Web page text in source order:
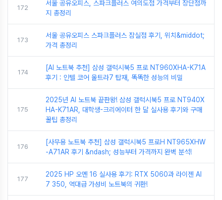
172
서울 공유오피스, 스파크플러스 여의도점 가격부터 장단점까
지 총정리
173
서울 공유오피스 스파크플러스 잠실점 후기, 위치&middot;
가격 총정리
174
[AI 노트북 추천] 삼성 갤럭시북5 프로 NT960XHA-K71A
후기 : 인텔 코어 울트라7 탑재, 똑똑한 성능의 비밀
175
2025년 AI 노트북 끝판왕! 삼성 갤럭시북5 프로 NT940X
HA-K71AR, 대학생-크리에이터 한 달 실사용 후기와 구매
꿀팁 총정리
176
[사무용 노트북 추천] 삼성 갤럭시북5 프로H NT965XHW
-A71AR 후기 &ndash; 성능부터 가격까지 완벽 분석!
177
2025 HP 오멘 16 실사용 후기: RTX 5060과 라이젠 AI
7 350, 역대급 가성비 노트북의 귀환!